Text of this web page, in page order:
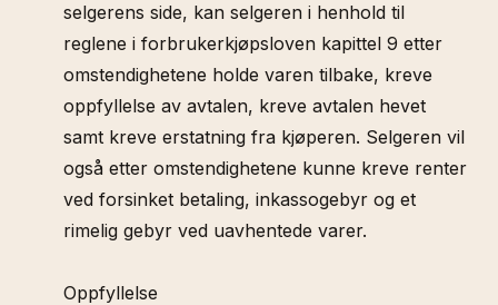
selgerens side, kan selgeren i henhold til
reglene i forbrukerkjøpsloven kapittel 9 etter
omstendighetene holde varen tilbake, kreve
oppfyllelse av avtalen, kreve avtalen hevet
samt kreve erstatning fra kjøperen. Selgeren vil
også etter omstendighetene kunne kreve renter
ved forsinket betaling, inkassogebyr og et
rimelig gebyr ved uavhentede varer.
Oppfyllelse